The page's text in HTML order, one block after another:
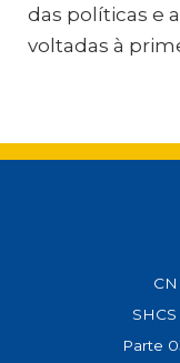
das políticas e
voltadas à
Parte